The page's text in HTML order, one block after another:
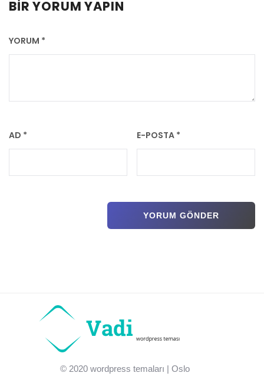
BIR YORUM YAPIN
YORUM *
AD * E-POSTA *
© 2020 wordpress temaları | Oslo